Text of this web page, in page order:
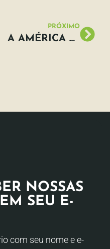
PRÓXIMO
A AMÉRICA LATINA SONHA COM UMA VIDA SEM CARRO
NOSSAS
SEU E-
com seu nome e e-